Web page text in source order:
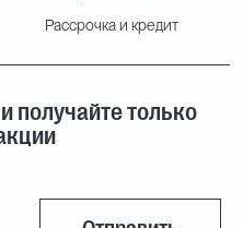
Рассрочка и кредит
получайте только